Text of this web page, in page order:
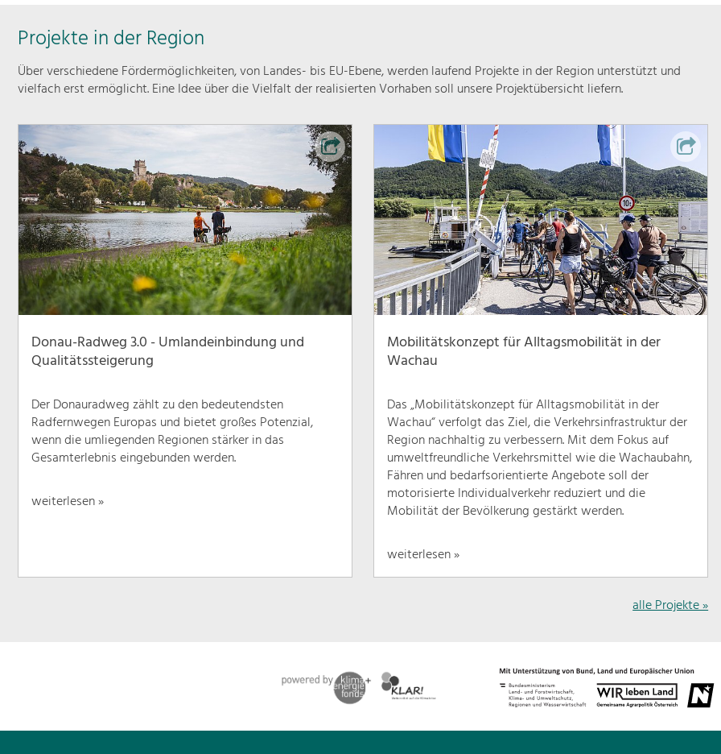
Projekte in der Region
Über verschiedene Fördermöglichkeiten, von Landes- bis EU-Ebene, werden laufend Projekte in der Region unterstützt und
vielfach erst ermöglicht. Eine Idee über die Vielfalt der realisierten Vorhaben soll unsere Projektübersicht liefern.
Donau-Radweg 3.0 - Umlandeinbindung und
Qualitätssteigerung
Der Donauradweg zählt zu den bedeutendsten
Radfernwegen Europas und bietet großes Potenzial,
wenn die umliegenden Regionen stärker in das
Gesamterlebnis eingebunden werden.
weiterlesen »
Mobilitätskonzept für Alltagsmobilität in der
Wachau
Das „Mobilitätskonzept für Alltagsmobilität in der
Wachau“ verfolgt das Ziel, die Verkehrsinfrastruktur der
Region nachhaltig zu verbessern. Mit dem Fokus auf
umweltfreundliche Verkehrsmittel wie die Wachaubahn,
Fähren und bedarfsorientierte Angebote soll der
motorisierte Individualverkehr reduziert und die
Mobilität der Bevölkerung gestärkt werden.
weiterlesen »
alle Projekte »